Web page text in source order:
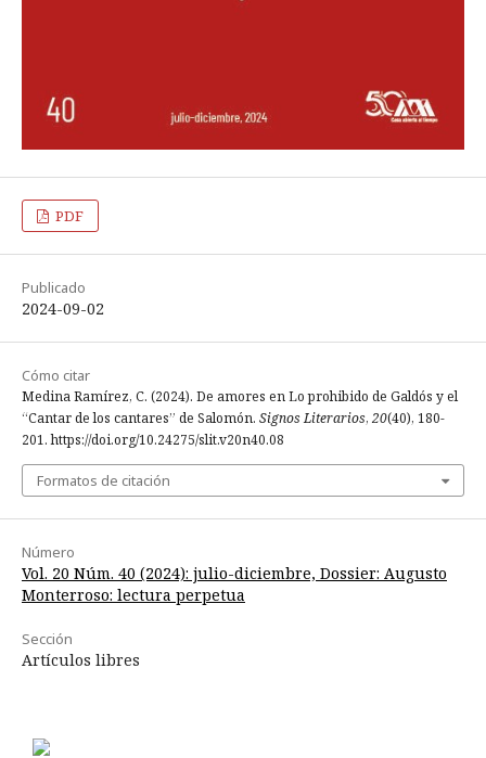
PDF
Publicado
2024-09-02
Cómo citar
Medina Ramírez, C. (2024). De amores en Lo prohibido de Galdós y el
“Cantar de los cantares” de Salomón. Signos Literarios, 20(40), 180-
201. https://doi.org/10.24275/slit.v20n40.08
Formatos de citación
Número
Vol. 20 Núm. 40 (2024): julio-diciembre, Dossier: Augusto
Monterroso: lectura perpetua
Sección
Artículos libres